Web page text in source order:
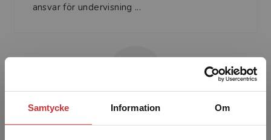
Samtycke Information Om
ansvar för undervisning ...